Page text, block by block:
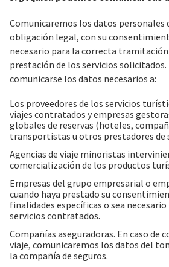
Comunicaremos los datos personales
obligación legal, con su
necesario para la correcta tramitación
prestación de los servicios
comunicarse los datos necesarios a:
Los proveedores de los servicios
viajes contratados y empresas
globales de reservas (hoteles,
transportistas u otros prestadores de
Agencias de viaje minoristas
comercialización de los productos
Empresas del grupo empresarial o
cuando haya prestado su
finalidades específicas o sea
servicios contratados.
Compañías aseguradoras. En caso de
viaje, comunicaremos los datos del
la compañía de seguros.